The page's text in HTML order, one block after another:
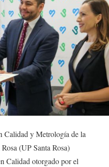
Calidad y Metrología de la
(UP Santa Rosa)
Calidad otorgado por el